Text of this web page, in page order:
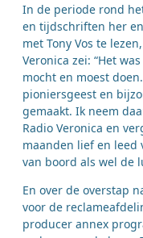
In de periode rond
en tijdschriften her
met Tony Vos te
Veronica zei: “Het
mocht en moest
pioniersgeest en
gemaakt. Ik neem
Radio Veronica en
maanden lief en leed
van boord als wel de
En over de overstap
voor de
producer annex